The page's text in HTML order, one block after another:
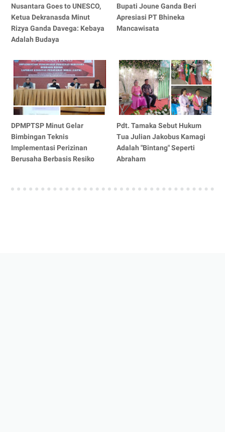
Nusantara Goes to UNESCO,
Ketua Dekranasda Minut
Rizya Ganda Davega: Kebaya
Adalah Budaya
Bupati Joune Ganda Beri
Apresiasi PT Bhineka
Mancawisata
DPMPTSP Minut Gelar
Bimbingan Teknis
Implementasi Perizinan
Berusaha Berbasis Resiko
Pdt. Tamaka Sebut Hukum
Tua Julian Jakobus Kamagi
Adalah "Bintang" Seperti
Abraham